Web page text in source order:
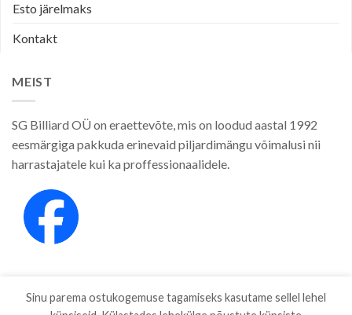
Esto järelmaks
Kontakt
MEIST
SG Billiard OÜ on eraettevõte, mis on loodud aastal 1992
eesmärgiga pakkuda erinevaid piljardimängu võimalusi nii
harrastajatele kui ka proffessionaalidele.
Sinu parema ostukogemuse tagamiseks kasutame sellel lehel